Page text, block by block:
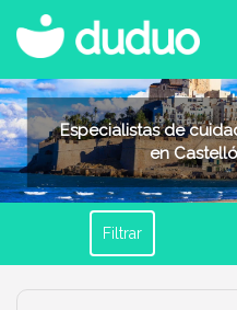
Especialistas de cuidados personales y belleza
en
Filtrar
Filtrar por horario
Tu dudú ideal
Chico
Más servicio del dudú